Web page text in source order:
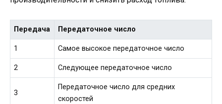
Передача Передаточное число
1 Самое высокое передаточное число
2 Следующее передаточное число
3
Передаточное число для средних
скоростей